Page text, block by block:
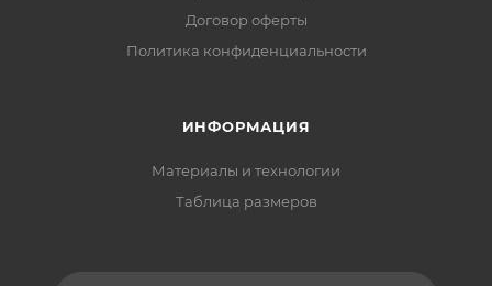
Договор оферты
Политика конфиденциальности
ИНФОРМАЦИЯ
Материалы и технологии
Таблица размеров